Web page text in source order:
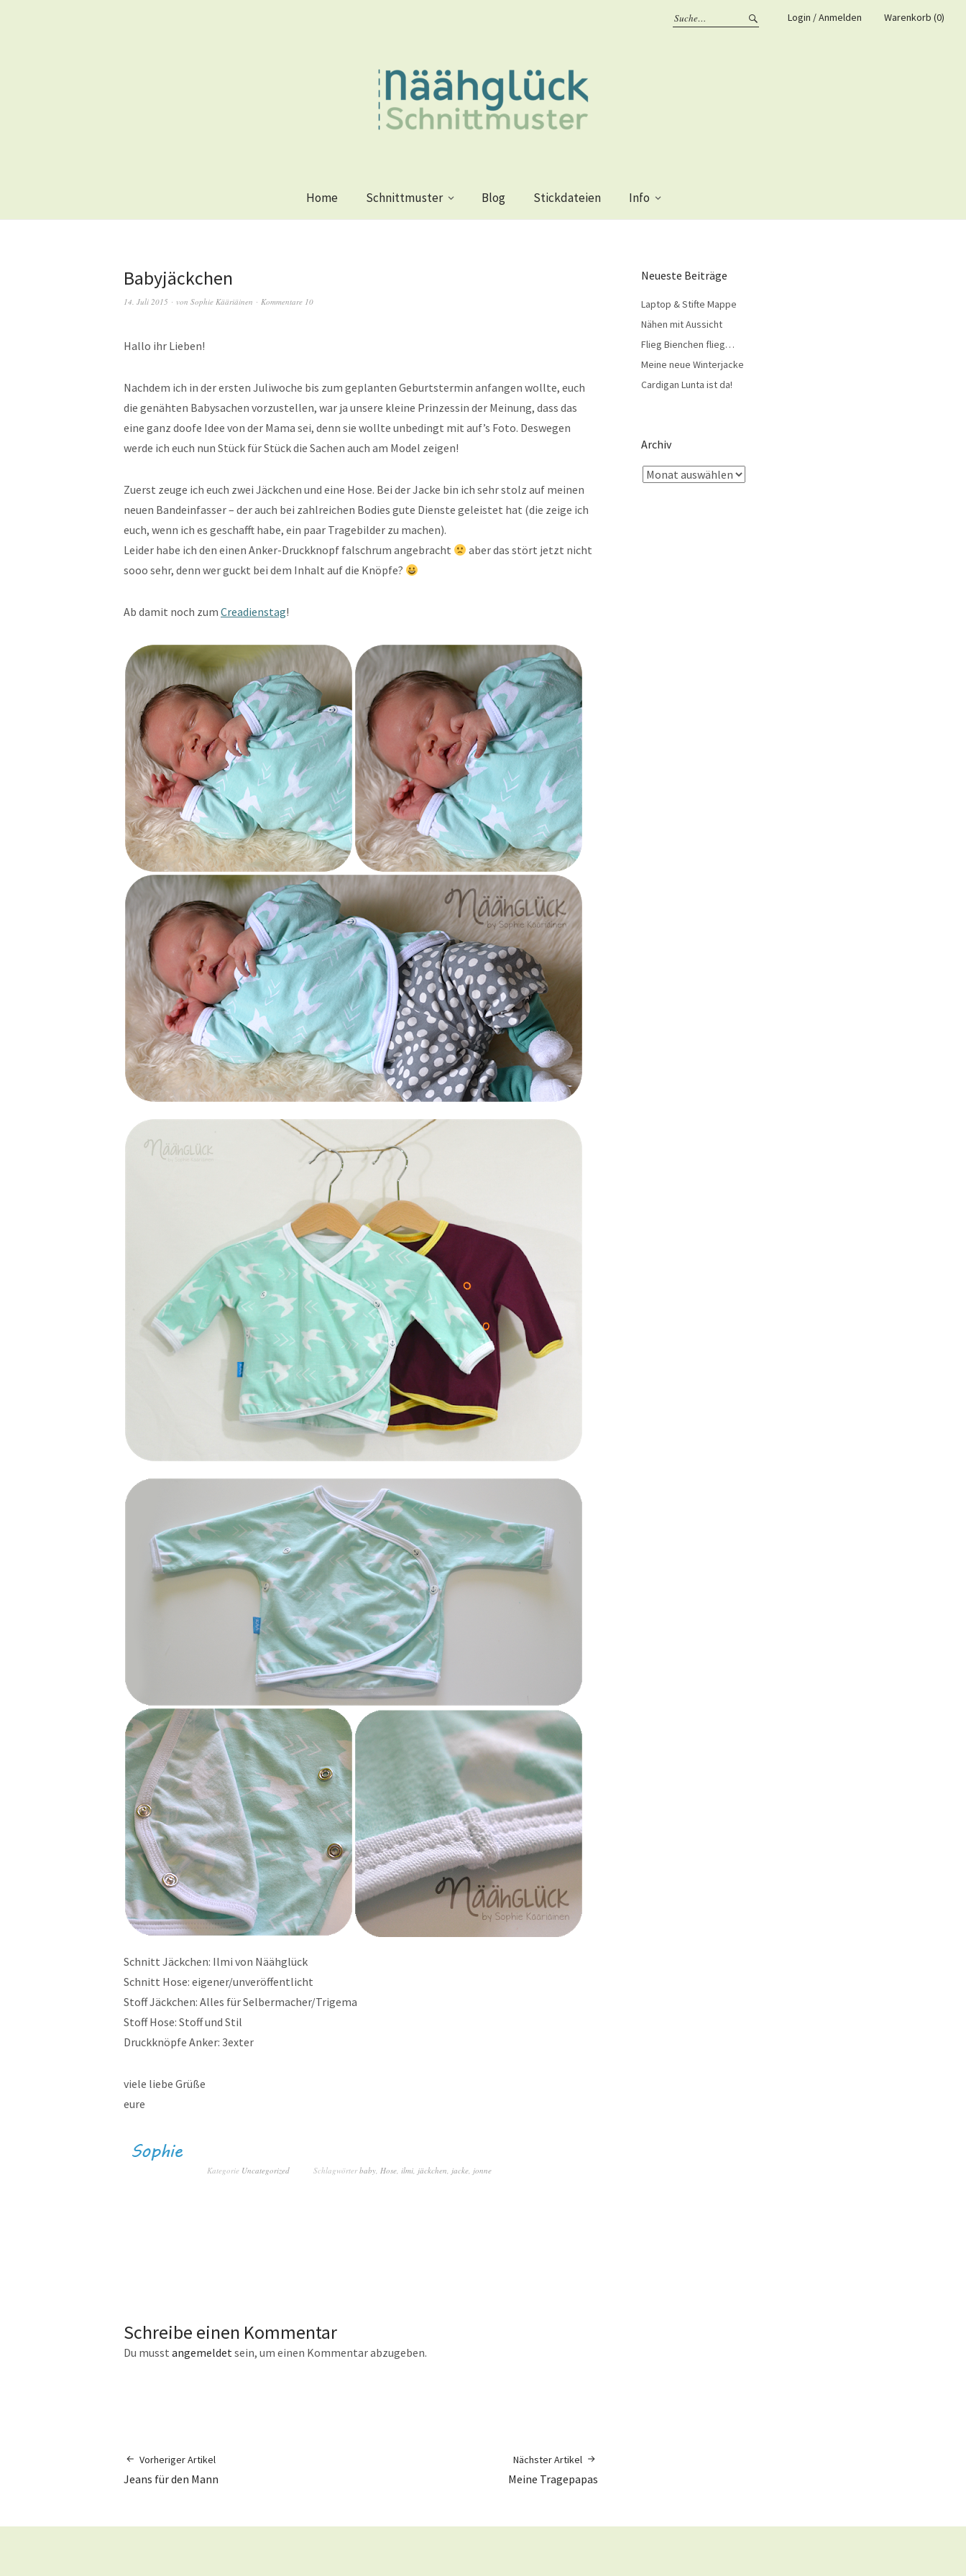
Login / Anmelden Warenkorb (0)
Home Schnittmuster Blog Stickdateien Info
Babyjäckchen
14. Juli 2015 von Sophie Kääriäinen Kommentare 10
Hallo ihr Lieben!
Nachdem ich in der ersten Juliwoche bis zum geplanten Geburtstermin anfangen wollte, euch
die genähten Babysachen vorzustellen, war ja unsere kleine Prinzessin der Meinung, dass das
eine ganz doofe Idee von der Mama sei, denn sie wollte unbedingt mit auf’s Foto. Deswegen
werde ich euch nun Stück für Stück die Sachen auch am Model zeigen!
Zuerst zeuge ich euch zwei Jäckchen und eine Hose. Bei der Jacke bin ich sehr stolz auf meinen
neuen Bandeinfasser – der auch bei zahlreichen Bodies gute Dienste geleistet hat (die zeige ich
euch, wenn ich es geschafft habe, ein paar Tragebilder zu machen).
Leider habe ich den einen Anker-Druckknopf falschrum angebracht
aber das stört jetzt nicht
sooo sehr, denn wer guckt bei dem Inhalt auf die Knöpfe?
Ab damit noch zum Creadienstag!
Schnitt Jäckchen: Ilmi von Näähglück
Schnitt Hose: eigener/unveröffentlicht
Stoff Jäckchen: Alles für Selbermacher/Trigema
Stoff Hose: Stoff und Stil
Druckknöpfe Anker: 3exter
viele liebe Grüße
eure
Kategorie Uncategorized Schlagwörterbaby, Hose, ilmi, jäckchen, jacke, jonne
Schreibe einen Kommentar
Du musst angemeldetsein, um einen Kommentar abzugeben.
Vorheriger Artikel
Jeans für den Mann
Nächster Artikel
Meine Tragepapas
Neueste Beiträge
Laptop & Stifte Mappe
Nähen mit Aussicht
Flieg Bienchen flieg…
Meine neue Winterjacke
Cardigan Lunta ist da!
Archiv